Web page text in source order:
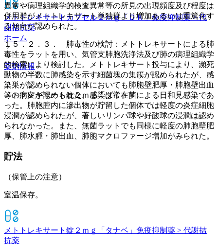
メトトレキサートカプセル２ｍｇ「ＤＫ」免疫抑制薬 > 代
謝拮抗薬
ホーム
薬剤情報
メトトレキサート錠２ｍｇ「ダイト」
異常や病理組織学的検査異常等の所見の出現頻度及び程度は
併用群がメトトレキサート単独群より増加あるいは重篤化す
る傾向が認められた。
１５．２．３． 肺毒性の検討：メトトレキサートによる肺
毒性をラットを用い、気管支肺胞洗浄法及び肺の病理組織学
的検索により検討した。メトトレキサート投与により、瀕死
動物の半数に肺感染を示す細菌塊の集簇が認められたが、感
染巣が認められない個体においても肺胞壁肥厚・肺胞壁出血
等の病変が認められた。感染は常在菌による日和見感染であ
った。肺胞腔内に滲出物が貯留した個体では軽度の炎症細胞
浸潤が認められたが、著しいリンパ球や好酸球の浸潤は認め
られなかった。また、無菌ラットでも同様に軽度の肺胞壁肥
厚、肺水腫・肺出血、肺胞マクロファージ増加がみられた。
貯法
（保管上の注意）
室温保存。
メトトレキサート錠２ｍｇ「タナベ」 免疫抑制薬 > 代謝拮
抗薬